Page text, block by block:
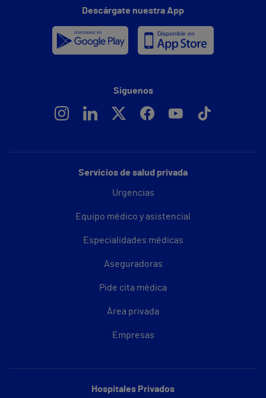
Servicios de salud privada
Urgencias
Equipo médico y asistencial
Especialidades médicas
Aseguradoras
Pide cita médica
Área privada
Empresas
Hospitales Privados
Descárgate nuestra App
Síguenos